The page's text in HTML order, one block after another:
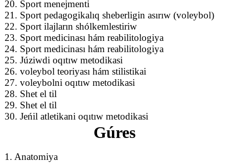
20. Sport menejmenti
21. Sport pedagogikalıq sheberligin asırıw (voleybol)
22. Sport ilajların shólkemlestiriw
23. Sport medicinası hám reabilitologiya
24. Sport medicinası hám reabilitologiya
25. Júziwdi oqıtıw metodikasi
26. voleybol teoriyası hám stilistikai
27. voleybolni oqıtıw metodikasi
28. Shet el til
29. Shet el til
30. Jeńil atletikani oqıtıw metodikasi
Gúres
1. Anatomiya